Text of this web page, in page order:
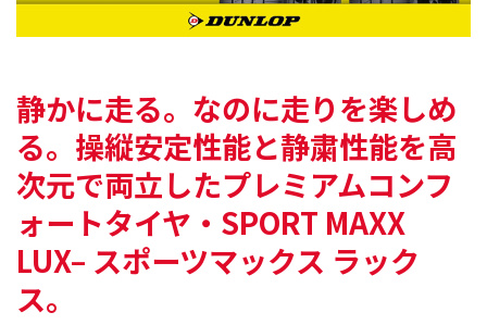
静かに走る。なのに走りを楽しめ
る。 操縦安定性能と静粛性能を高
次元で両立したプレミアムコンフ
ォートタイヤ・SPORT MAXX
LUX– スポーツマックス ラック
ス。